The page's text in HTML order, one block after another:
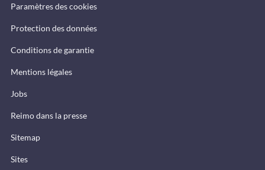
Paramètres des cookies
Protection des données
Conditions de garantie
Mentions légales
Jobs
Reimo dans la presse
Sitemap
Sites